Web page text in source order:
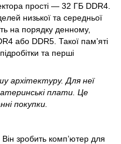
прості — 32 ГБ DDR4.
низької та середньої
на порядку денному,
або DDR5. Такої пам’яті
та перші
архітектуру. Для неї
плати. Це
покупки.
зробить комп’ютер для